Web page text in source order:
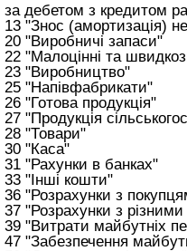
за дебетом з кредитом
13 "Знос (амортизація)
20 "Виробничі запаси"
22 "Малоцінні та
23 "Виробництво"
25 "Напівфабрикати"
26 "Готова продукція"
27 "Продукція
28 "Товари"
30 "Каса"
31 "Рахунки в банках"
33 "Інші кошти"
36 "Розрахунки з
37 "Розрахунки з
39 "Витрати майбутніх
47 "Забезпечення